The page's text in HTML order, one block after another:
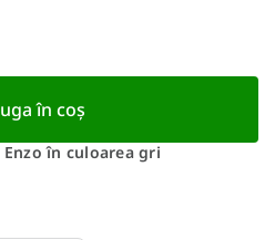
în coş
în culoarea gri